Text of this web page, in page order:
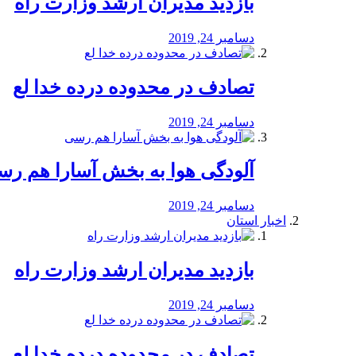
دسامبر 24, 2019
تصادف در محدوده درده خدا لع
دسامبر 24, 2019
آلودگی هوا به بخش آسارا هم
دسامبر 24, 2019
اخبار استان
بازدید مدیران ارشد وزارت راه
دسامبر 24, 2019